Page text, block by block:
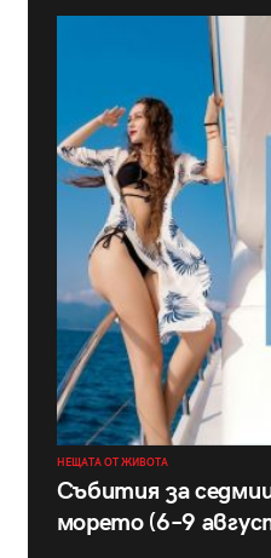
НЕЩАТА ОТ ЖИВОТА
Събития за
морето (6–9